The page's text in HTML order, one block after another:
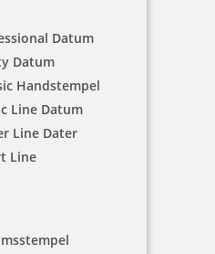
Datum
Datum
Handstempel
Line Datum
Line Dater
Line